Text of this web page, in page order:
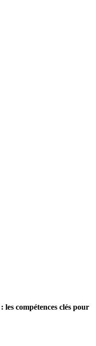
compétences clés pour